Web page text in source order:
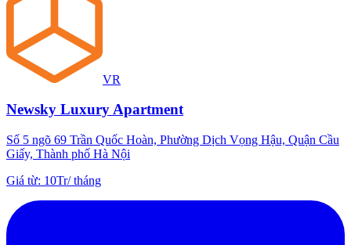
VR
Newsky Luxury Apartment
Số 5 ngõ 69 Trần Quốc Hoàn, Phường Dịch Vọng Hậu, Quận Cầu
Giấy, Thành phố Hà Nội
Giá từ: 10Tr/tháng